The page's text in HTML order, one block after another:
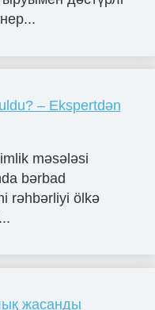
– Ekspertdən
məsələsi
bərbad
rəhbərliyi ölkə
жасанды